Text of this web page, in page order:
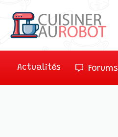
Actualités Forums